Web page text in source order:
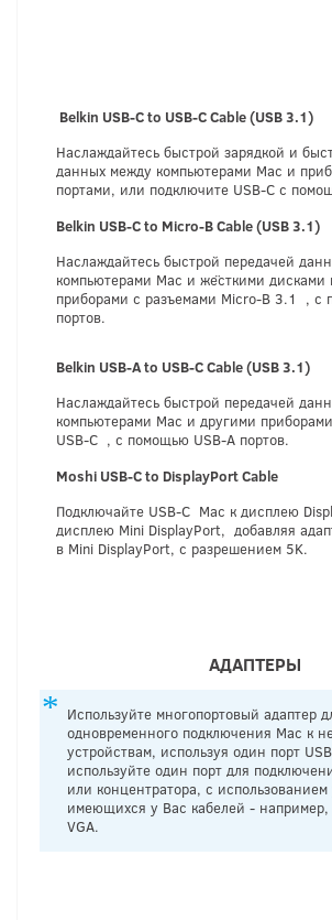
Belkin USB-Cto USB-CCable(USB3.1)
Наслаждайтесь быстрой зарядкой и
данных между компьютерами Mac и
портами, или подключите USB-C с
Belkin USB-Cto Micro-BCable(USB3.1)
Наслаждайтесь быстрой передачей
компьютерами Mac и жёсткими дисками
приборами с разъемами Micro-B 3.1 , с
портов.
Belkin USB-A to USB-C Cable(USB3.1)
Наслаждайтесь быстрой передачей
компьютерами Mac и другими
USB-C , с помощью USB-A портов.
Moshi USB-Cto DisplayPortCable
Подключайте USB-C Mac к дисплею
дисплею Mini DisplayPort, добавляя
в Mini DisplayPort, с разрешением 5K.
АДАПТЕРЫ
Используйте многопортовый адаптер
одновременного подключения Mac к
устройствам, используя один порт
используйте один порт для
или концентратора, с
имеющихся у Вас кабелей - например,
VGA.